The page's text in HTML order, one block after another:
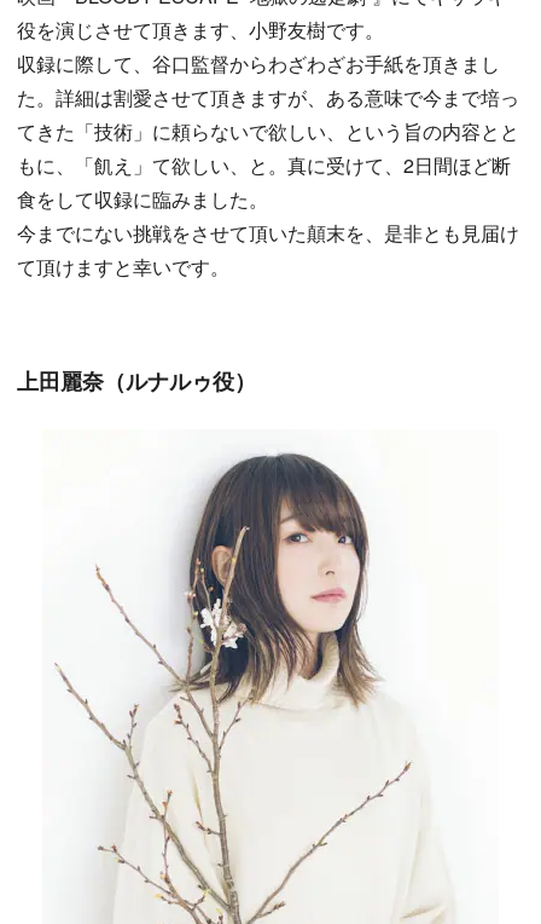
役を演じさせて頂きます、小野友樹です。
収録に際して、谷口監督からわざわざお手紙を頂きまし
た。詳細は割愛させて頂きますが、ある意味で今まで培っ
てきた「技術」に頼らないで欲しい、という旨の内容とと
もに、「飢え」て欲しい、と。真に受けて、2日間ほど断
食をして収録に臨みました。
今までにない挑戦をさせて頂いた顛末を、是非とも見届け
て頂けますと幸いです。
上田麗奈（ルナルゥ役）